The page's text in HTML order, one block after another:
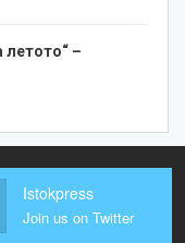
летото“ –
Istokpress
Join us on Twitter